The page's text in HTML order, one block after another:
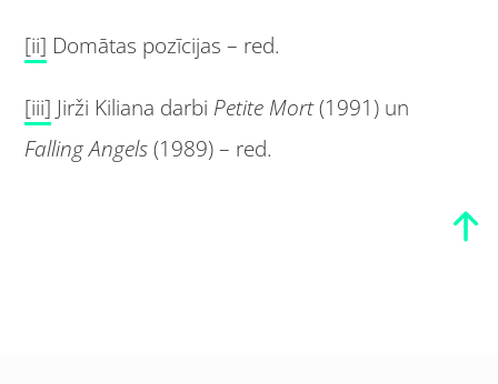
[ii] Domātas pozīcijas – red.
[iii] Jirži Kiliana darbi Petite Mort(1991) un
Falling Angels(1989) – red.